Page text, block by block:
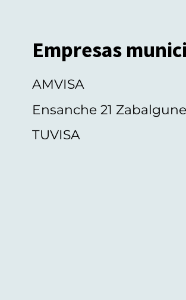
Empresas
AMVISA
Ensanche 21
TUVISA